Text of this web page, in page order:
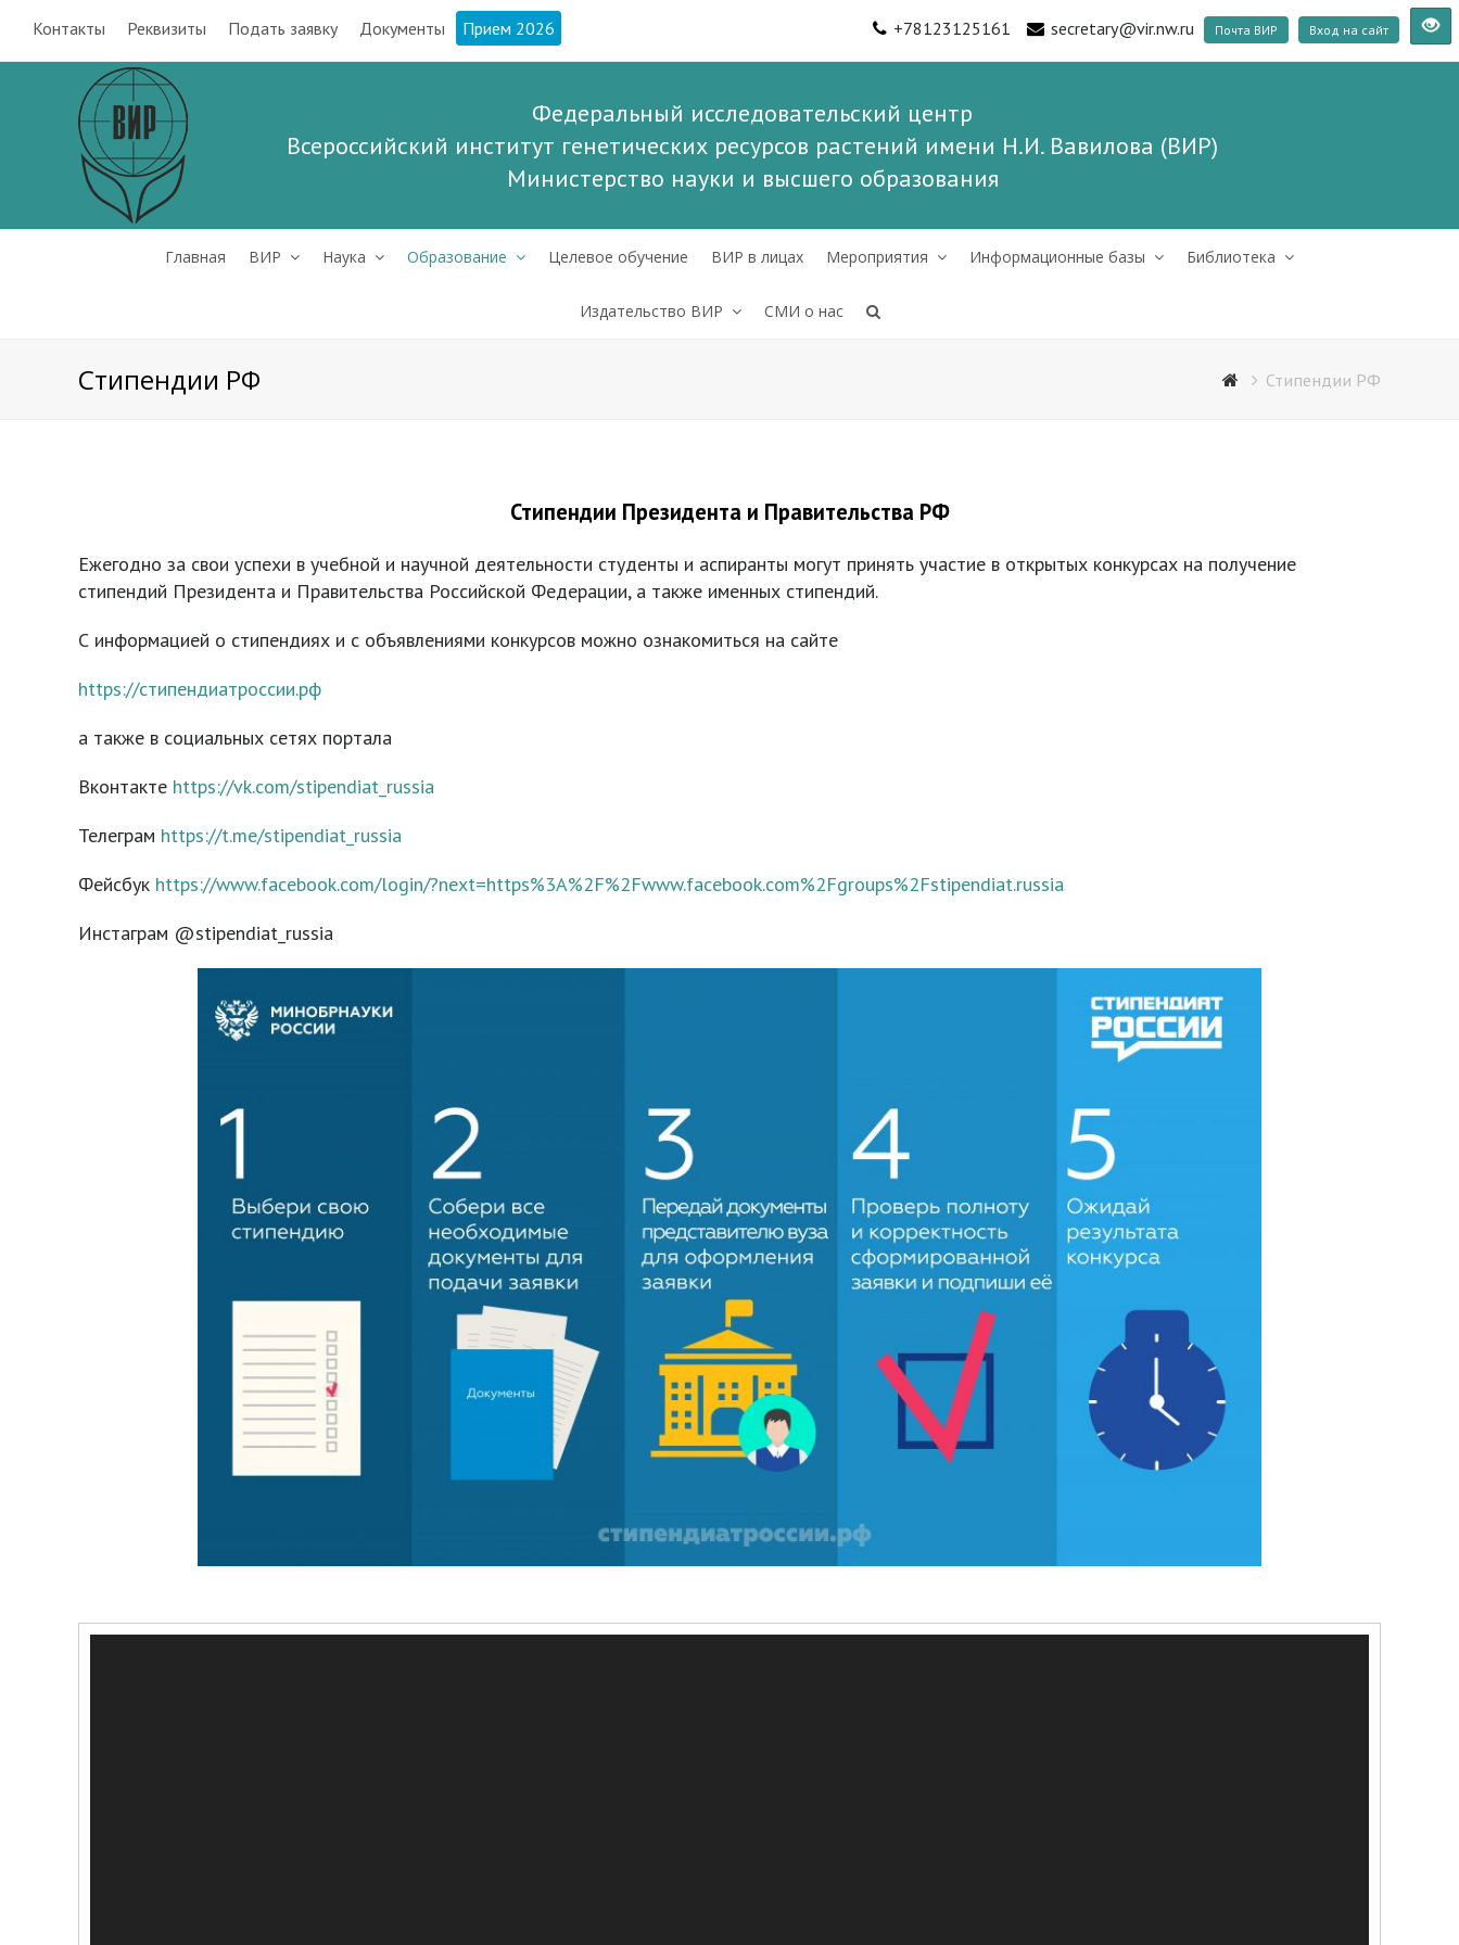
Контакты Реквизиты Подать заявку Документы Прием 2026 +78123125161 secretary@vir.nw.ru Почта ВИР Вход на сайт
Федеральный исследовательский центр
Всероссийский институт генетических ресурсов растений имени Н.И. Вавилова (ВИР)
Министерство науки и высшего образования
Главная ВИР Наука Образование Целевое обучение ВИР в лицах Мероприятия Информационные базы Библиотека
Издательство ВИР СМИ о нас
Стипендии РФ Стипендии РФ
Стипендии Президента и Правительства РФ
Ежегодно за свои успехи в учебной и научной деятельности студенты и аспиранты могут принять участие в открытых конкурсах на получение
стипендий Президента и Правительства Российской Федерации, а также именных стипендий.
С информацией о стипендиях и с объявлениями конкурсов можно ознакомиться на сайте
https://стипендиатроссии.рф
а также в социальных сетях портала
Вконтакте https://vk.com/stipendiat_russia
Телеграм https://t.me/stipendiat_russia
Фейсбук https://www.facebook.com/login/?next=https%3A%2F%2Fwww.facebook.com%2Fgroups%2Fstipendiat.russia
Инстаграм @stipendiat_russia